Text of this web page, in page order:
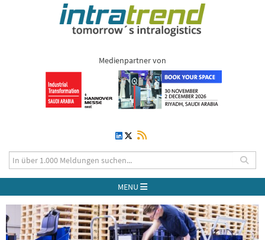
Medienpartner von
MENU